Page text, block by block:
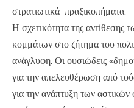
στρατιωτικά πραξικοπήματα.
Η σχετικότητα της αντίθεσης
κομμάτων στο ζήτημα του
ανάγλυφη. Οι ουσιώδεις
για την απελευθέρωση από
για την ανάπτυξη των